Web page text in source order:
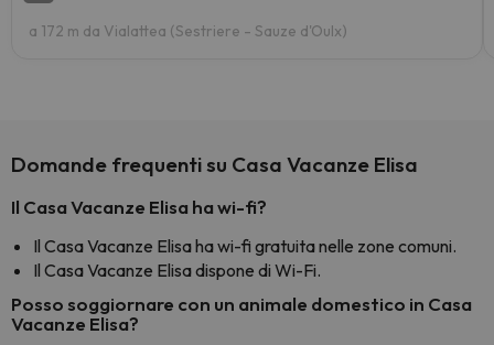
a 172 m da Vialattea (Sestriere - Sauze d'Oulx)
Domande frequenti su Casa Vacanze Elisa
Il Casa Vacanze Elisa ha wi-fi?
Il Casa Vacanze Elisa ha wi-fi gratuita nelle zone comuni.
Il Casa Vacanze Elisa dispone di Wi-Fi.
Posso soggiornare con un animale domestico in Casa
Vacanze Elisa?